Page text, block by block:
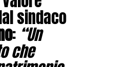
sindaco
: “Un
che